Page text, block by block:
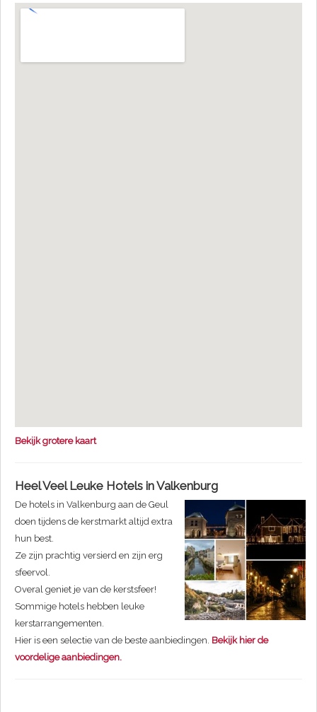
Bekijk grotere kaart
Heel Veel Leuke Hotels in Valkenburg
De hotels in Valkenburg aan de Geul
doen tijdens de kerstmarkt altijd extra
hun best.
Ze zijn prachtig versierd en zijn erg
sfeervol.
Overal geniet je van de kerstsfeer!
Sommige hotels hebben leuke
kerstarrangementen.
Hier is een selectie van de beste aanbiedingen. Bekijk hier de
voordelige aanbiedingen.